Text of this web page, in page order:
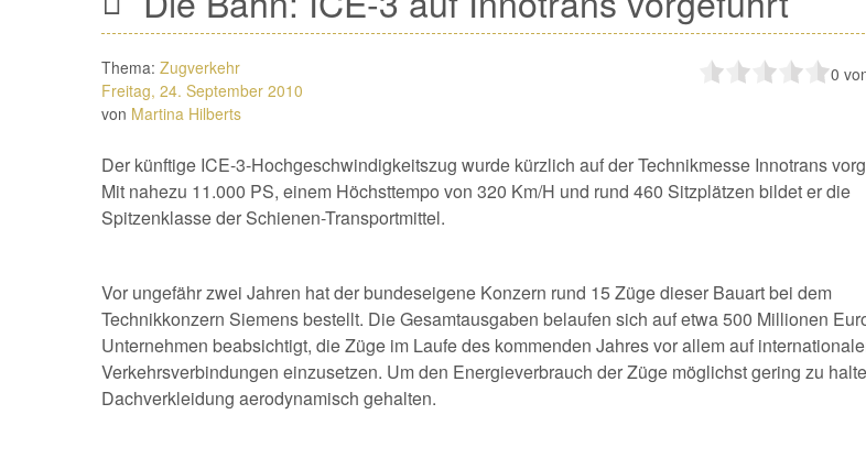
Thema: Zugverkehr
Freitag, 24. September 2010
von Martina Hilberts
0
Der künftige ICE-3-Hochgeschwindigkeitszug wurde kürzlich auf der Technikmesse Innotrans
Mit nahezu 11.000 PS, einem Höchsttempo von 320 Km/H und rund 460 Sitzplätzen bildet er die
Spitzenklasse der Schienen-Transportmittel.
Vor ungefähr zwei Jahren hat der bundeseigene Konzern rund 15 Züge dieser Bauart bei dem
Technikkonzern Siemens bestellt. Die Gesamtausgaben belaufen sich auf etwa 500 Millionen
Unternehmen beabsichtigt, die Züge im Laufe des kommenden Jahres vor allem auf
Verkehrsverbindungen einzusetzen. Um den Energieverbrauch der Züge möglichst gering zu
Dachverkleidung aerodynamisch gehalten.